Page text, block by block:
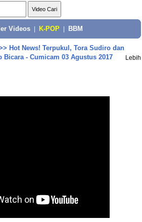
Videos K-POP BBM
Hot News! Terpukul, Tora Sudiro dan
Bicara - Cumicam 03 Agustus 2017
Lebih